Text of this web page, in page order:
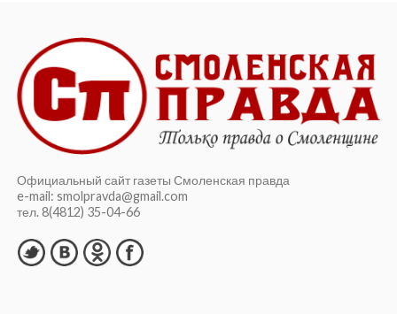
Официальный сайт газеты Смоленская правда
e-mail: smolpravda@gmail.com
тел. 8(4812) 35-04-66